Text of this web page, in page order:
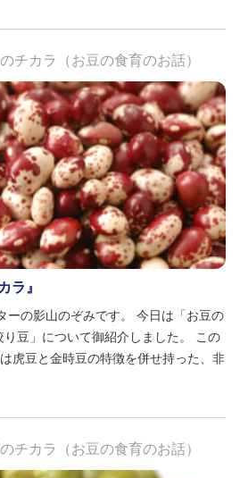
チカラ（お豆の食育のお話）
ラ』
ーの影山のぞみです。 今日は「お豆の
豆」について御紹介しました。 この
虎豆と金時豆の特徴を併せ持った、非
チカラ（お豆の食育のお話）